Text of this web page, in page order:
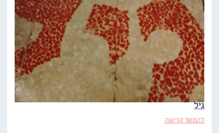
גיל
להמשך קריאה